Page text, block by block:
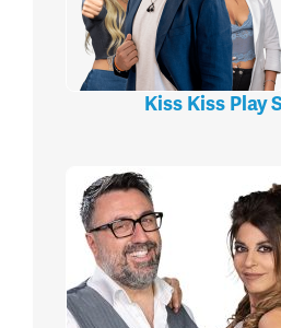
Kiss Kiss Play